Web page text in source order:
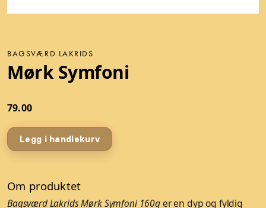
BAGSVÆRD LAKRIDS
Mørk Symfoni
79.00
Legg i handlekurv
Om produktet
Bagsværd Lakrids Mørk Symfoni 160ger en dyp og fyldig